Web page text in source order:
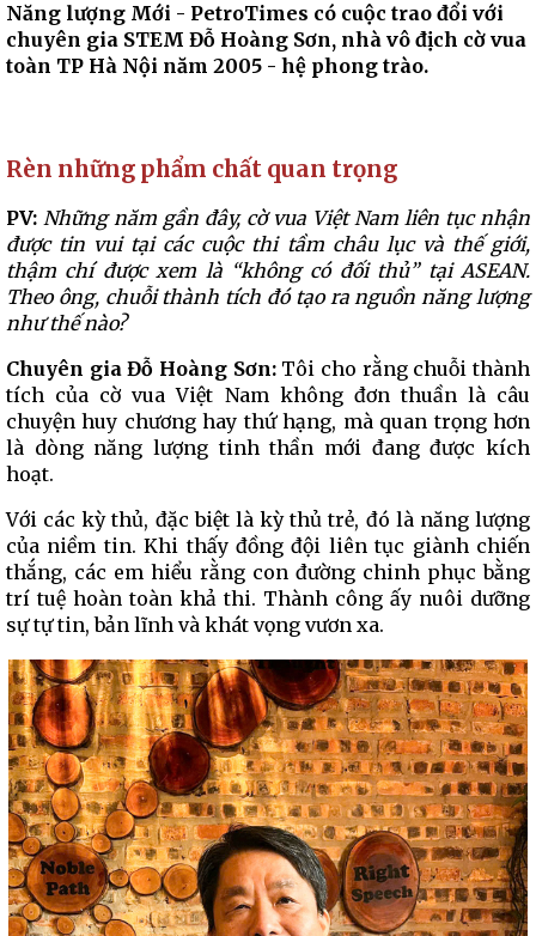
Năng lượng Mới - PetroTimes có cuộc trao đổi với
chuyên gia STEM Đỗ Hoàng Sơn, nhà vô địch cờ vua
toàn TP Hà Nội năm 2005 - hệ phong trào.
Rèn những phẩm chất quan trọng
PV: Những năm gần đây, cờ vua Việt Nam liên tục nhận
được tin vui tại các cuộc thi tầm châu lục và thế giới,
thậm chí được xem là “không có đối thủ” tại ASEAN.
Theo ông, chuỗi thành tích đó tạo ra nguồn năng lượng
như thế nào?
Chuyên gia Đỗ Hoàng Sơn:Tôi cho rằng chuỗi thành
tích của cờ vua Việt Nam không đơn thuần là câu
chuyện huy chương hay thứ hạng, mà quan trọng hơn
là dòng năng lượng tinh thần mới đang được kích
hoạt.
Với các kỳ thủ, đặc biệt là kỳ thủ trẻ, đó là năng lượng
của niềm tin. Khi thấy đồng đội liên tục giành chiến
thắng, các em hiểu rằng con đường chinh phục bằng
trí tuệ hoàn toàn khả thi. Thành công ấy nuôi dưỡng
sự tự tin, bản lĩnh và khát vọng vươn xa.